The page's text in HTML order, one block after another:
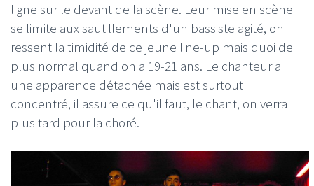
ligne sur le devant de la scène. Leur mise en scène
se limite aux sautillements d'un bassiste agité, on
ressent la timidité de ce jeune line-up mais quoi de
plus normal quand on a 19-21 ans. Le chanteur a
une apparence détachée mais est surtout
concentré, il assure ce qu'il faut, le chant, on verra
plus tard pour la choré.